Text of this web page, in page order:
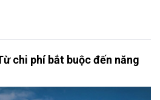
chi phí bắt buộc đến năng